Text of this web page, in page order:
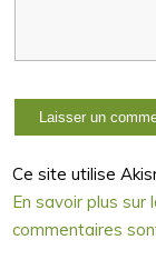
Ce site utilise
En savoir plus
commentaires